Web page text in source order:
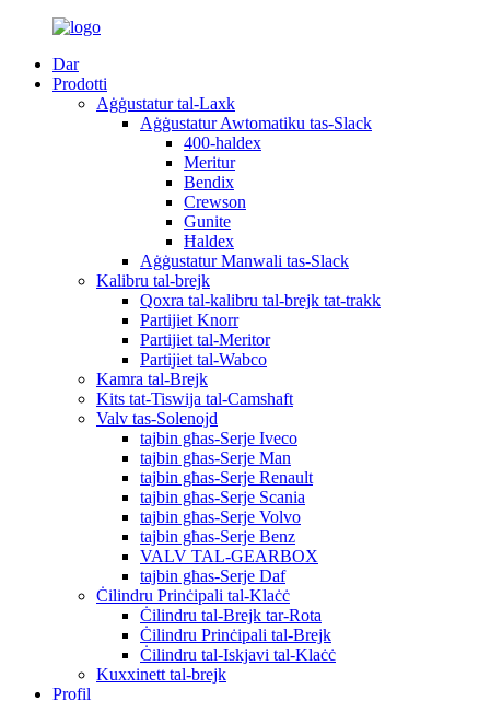
Dar
Prodotti
Aġġustatur tal-Laxk
Aġġustatur Awtomatiku tas-Slack
400-haldex
Meritur
Bendix
Crewson
Gunite
Ħaldex
Aġġustatur Manwali tas-Slack
Kalibru tal-brejk
Qoxra tal-kalibru tal-brejk tat-trakk
Partijiet Knorr
Partijiet tal-Meritor
Partijiet tal-Wabco
Kamra tal-Brejk
Kits tat-Tiswija tal-Camshaft
Valv tas-Solenojd
tajbin għas-Serje Iveco
tajbin għas-Serje Man
tajbin għas-Serje Renault
tajbin għas-Serje Scania
tajbin għas-Serje Volvo
tajbin għas-Serje Benz
VALV TAL-GEARBOX
tajbin għas-Serje Daf
Ċilindru Prinċipali tal-Klaċċ
Ċilindru tal-Brejk tar-Rota
Ċilindru Prinċipali tal-Brejk
Ċilindru tal-Iskjavi tal-Klaċċ
Kuxxinett tal-brejk
Profil